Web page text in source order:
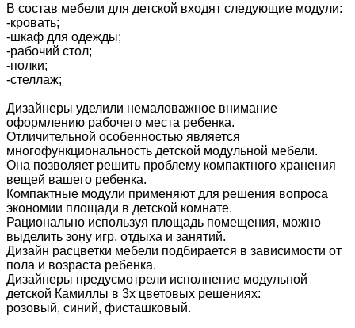
В состав мебели для детской входят следующие модули:
-кровать;
-шкаф для одежды;
-рабочий стол;
-полки;
-стеллаж;
Дизайнеры уделили немаловажное внимание
оформлению рабочего места ребенка.
Отличительной особенностью является
многофункциональность детской модульной мебели.
Она позволяет решить проблему компактного хранения
вещей вашего ребенка.
Компактные модули применяют для решения вопроса
экономии площади в детской комнате.
Рационально используя площадь помещения, можно
выделить зону игр, отдыха и занятий.
Дизайн расцветки мебели подбирается в зависимости от
пола и возраста ребенка.
Дизайнеры предусмотрели исполнение модульной
детской Камиллы в 3х цветовых решениях:
розовый, синий, фисташковый.